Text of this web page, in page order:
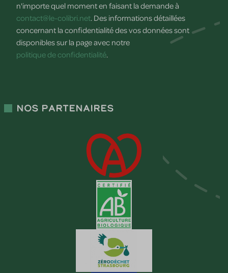
n'importe quel moment en faisant la demande à
contact@le-colibri.net. Des informations détaillées
concernant la confidentialité des vos données sont
disponibles sur la page avec notre
politique de confidentialité.
Nos partenaires